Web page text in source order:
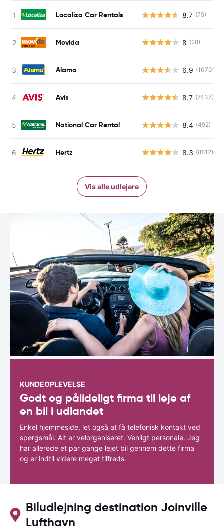
Localiza Car Rentals 8.7 (75)
Movida 8 (28)
Alamo 6.9 (10701)
Avis 8.7 (7437)
National Car Rental 8.4 (492)
Hertz 8.3 (8812)
Vis alle udlejere
KUNDEOPLEVELSE
Godt og pålideligt firma til leje af
en bil i udlandet
Enkel hjemmeside, let også at få telefonisk kontakt ved
spørgsmål. Alt er velorganiseret. Venligt personale. Jeg
har allerede et par gange lejet bil gennem dette firma
og er indtil videre meget tilfreds.
Biludlejning destination Joinville
Lufthavn